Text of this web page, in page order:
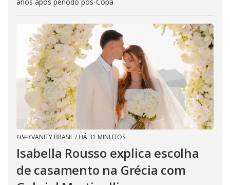
VANITY BRASIL/ HÁ 31 MINUTOS
Isabella Rousso explica escolha
de casamento na Grécia com